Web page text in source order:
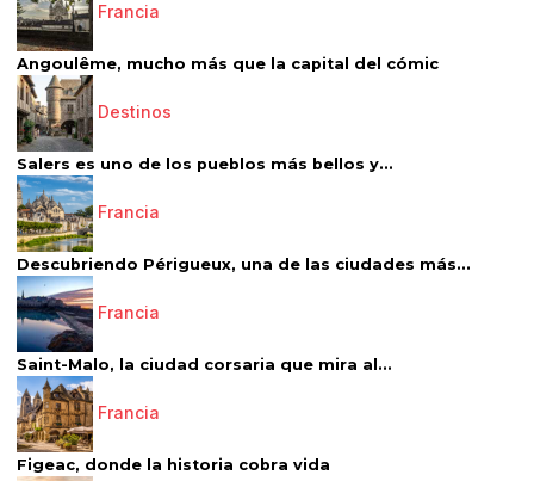
Francia
Angoulême, mucho más que la capital del cómic
Destinos
Salers es uno de los pueblos más bellos y...
Francia
Descubriendo Périgueux, una de las ciudades más...
Francia
Saint-Malo, la ciudad corsaria que mira al...
Francia
Figeac, donde la historia cobra vida